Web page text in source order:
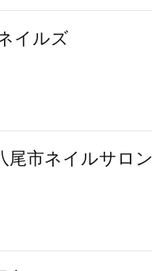
イルズ
尾市ネイルサロ